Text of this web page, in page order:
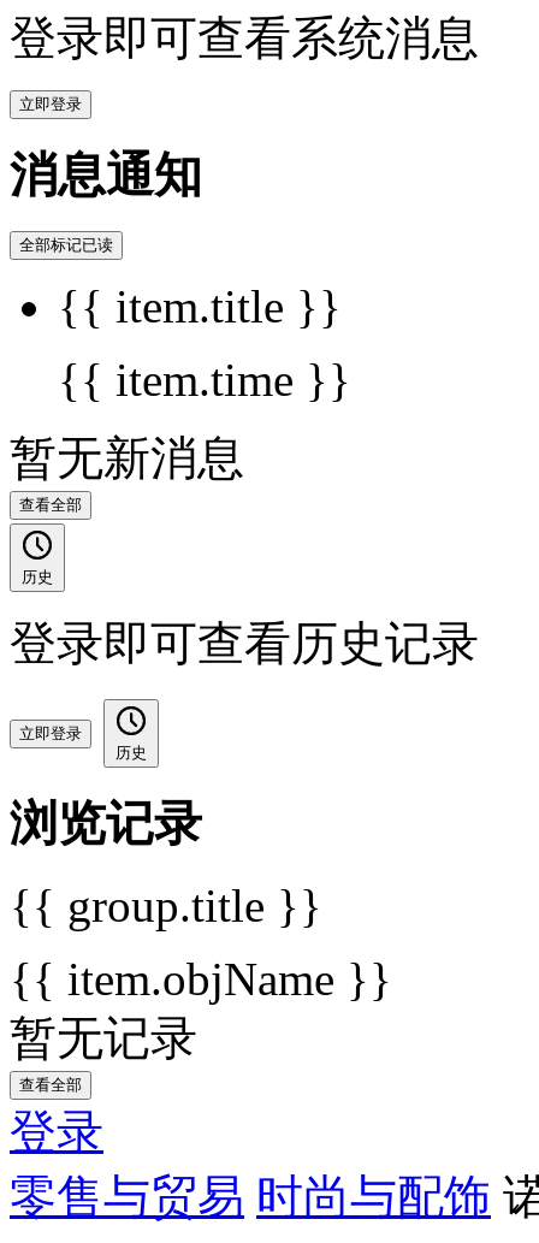
登录即可查看系统消息
立即登录
消息通知
全部标记已读
{{ item.title }}
{{ item.time }}
暂无新消息
查看全部
历史
登录即可查看历史记录
立即登录
历史
浏览记录
{{ group.title }}
{{ item.objName }}
暂无记录
查看全部
登录
零售与贸易 时尚与配饰